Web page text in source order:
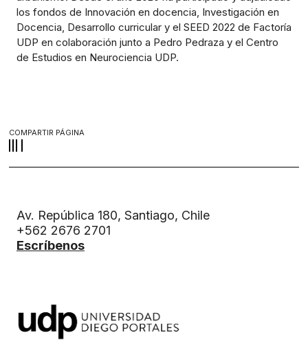
los fondos de Innovación en docencia, Investigación en
Docencia, Desarrollo curricular y el SEED 2022 de Factoría
UDP en colaboración junto a Pedro Pedraza y el Centro
de Estudios en Neurociencia UDP.
COMPARTIR PÁGINA
Av. República 180, Santiago, Chile
+562 2676 2701
Escríbenos